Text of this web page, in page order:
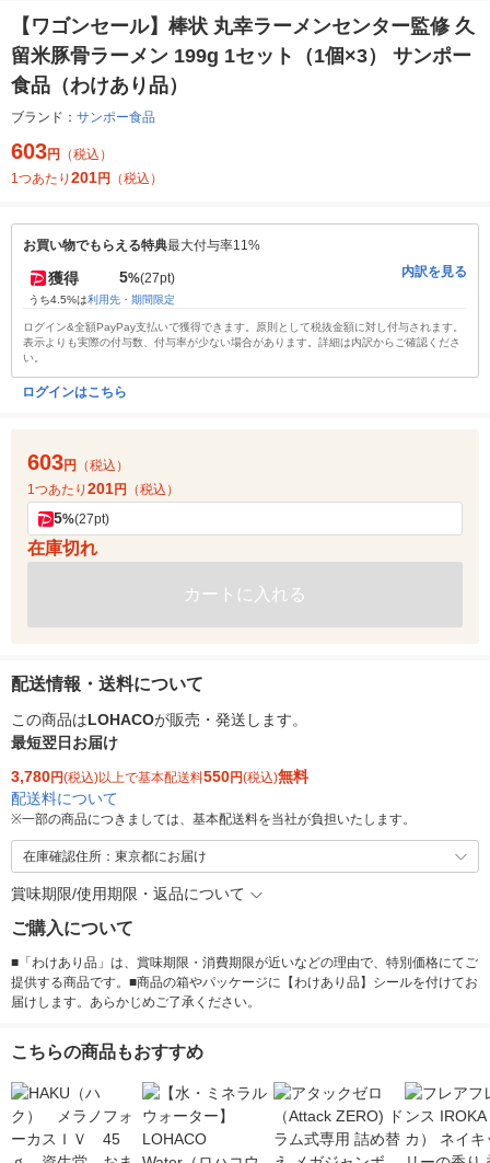
【ワゴンセール】棒状 丸幸ラーメンセンター監修 久
留米豚骨ラーメン 199g 1セット（1個×3） サンポー
食品（わけあり品）
ブランド： サンポー食品
603円
（税込）
1つあたり 201円 （税込）
お買い物でもらえる特典最大付与率11%
獲得 5%(27pt)
うち4.5%は利用先・期間限定
内訳を見る
ログイン&全額PayPay支払いで獲得できます。原則として税抜金額に対し付与されます。
表示よりも実際の付与数、付与率が少ない場合があります。詳細は内訳からご確認くださ
い。
ログインはこちら
603円
（税込）
1つあたり 201円 （税込）
5%(27pt)
在庫切れ
カートに入れる
配送情報・送料について
この商品はLOHACOが販売・発送します。
最短翌日お届け
3,780円(税込)以上で基本配送料550円(税込)無料
配送料について
※一部の商品につきましては、基本配送料を当社が負担いたします。
在庫確認住所：東京都にお届け
賞味期限/使用期限・返品について
ご購入について
■「わけあり品」は、賞味期限・消費期限が近いなどの理由で、特別価格にてご
提供する商品です。■商品の箱やパッケージに【わけあり品】シールを付けてお
届けします。あらかじめご了承ください。
こちらの商品もおすすめ